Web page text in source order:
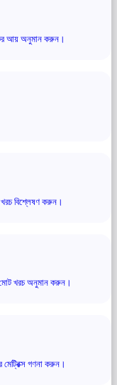
আয় অনুমান করুন।
বিশ্লেষণ করুন।
মোট খরচ অনুমান করুন।
গণনা করুন।